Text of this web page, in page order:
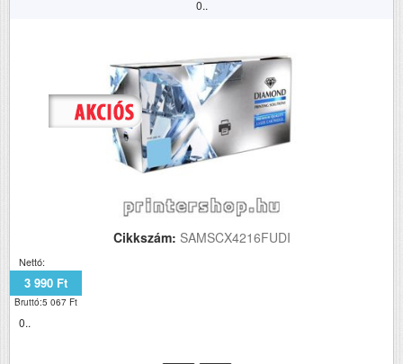
0..
Cikkszám: SAMSCX4216FUDI
Nettó:
3 990 Ft
Bruttó:5 067 Ft
0..